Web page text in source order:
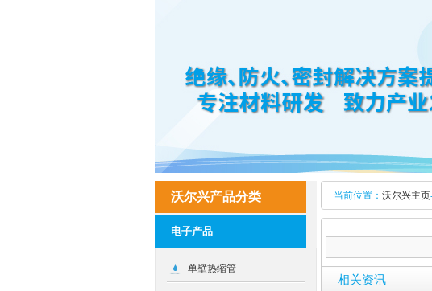
当前位置： 沃尔兴主页
相关资讯
沃尔兴产品分类
电子产品
单壁热缩管